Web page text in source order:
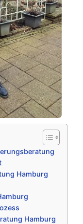
Hamburg
Hamburg